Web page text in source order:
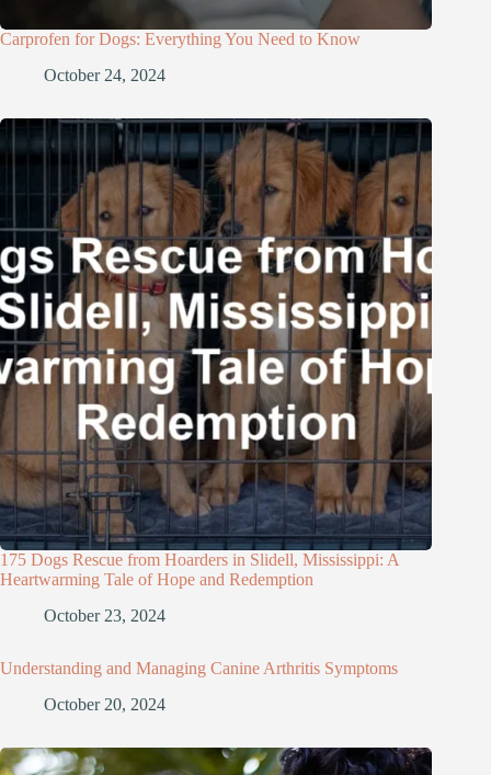
Carprofen for Dogs: Everything You Need to Know
October 24, 2024
175 Dogs Rescue from Hoarders in Slidell, Mississippi: A
Heartwarming Tale of Hope and Redemption
October 23, 2024
Understanding and Managing Canine Arthritis Symptoms
October 20, 2024